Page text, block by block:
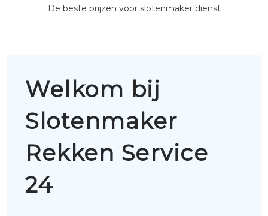
De beste prijzen voor slotenmaker dienst
Welkom bij
Slotenmaker
Rekken Service
24